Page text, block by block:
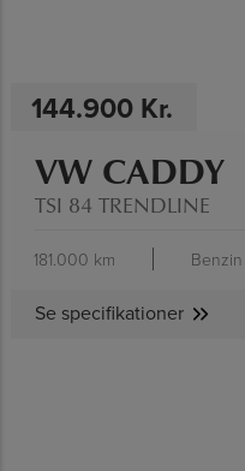
144.900 Kr.
VW CADDY
TSI 84 TRENDLINE
181.000 km Benzin
Se specifikationer